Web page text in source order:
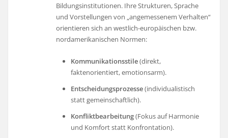
Bildungsinstitutionen. Ihre Strukturen, Sprache
und Vorstellungen von „angemessenem Verhalten“
orientieren sich an westlich-europäischen bzw.
nordamerikanischen Normen:
Kommunikationsstile(direkt,
faktenorientiert, emotionsarm).
Entscheidungsprozesse(individualistisch
statt gemeinschaftlich).
Konfliktbearbeitung(Fokus auf Harmonie
und Komfort statt Konfrontation).